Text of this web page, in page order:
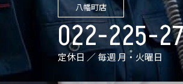
八幡町店
022-225-
定休日 ／ 毎週 月・火曜日